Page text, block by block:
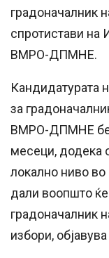
градоначалник
спротистави на
ВМРО-ДПМНЕ.
Кандидатурата
за
ВМРО-ДПМНЕ
месеци, додека
локално ниво
дали воопшто
градоначалник
избори,